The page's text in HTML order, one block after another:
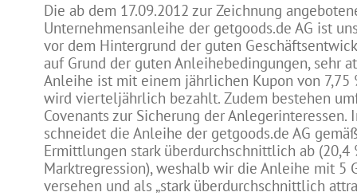
Die ab dem 17.09.2012 zur Zeichnung
Unternehmensanleihe der getgoods.de AG ist
vor dem Hintergrund der guten
auf Grund der guten Anleihebedingungen, sehr
Anleihe ist mit einem jährlichen Kupon von 7,75
wird vierteljährlich bezahlt. Zudem bestehen
Covenants zur Sicherung der Anlegerinteressen.
schneidet die Anleihe der getgoods.de AG
Ermittlungen stark überdurchschnittlich ab (20,4
Marktregression), weshalb wir die Anleihe mit 5
versehen und als „stark überdurchschnittlich